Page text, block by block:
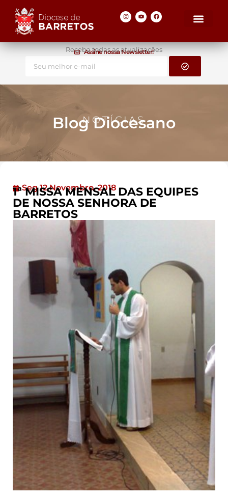
Assine nossa Newsletter!
Receba todas as atualizações
NOTÍCIAS
Blog Diocesano
Seg 12 Novembro, 2018
1ª MISSA MENSAL DAS EQUIPES
DE NOSSA SENHORA DE
BARRETOS